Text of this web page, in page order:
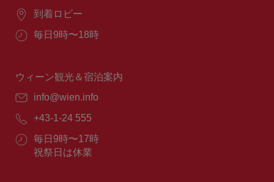
場
到着ロビー
営
間：
毎日9時〜18時
ウィーン観光＆宿泊案内
E
ー
ル：
info@wien.info
電
番
号：
+43-1-24 555
営
業
毎日9時〜17時
祝祭日は休業